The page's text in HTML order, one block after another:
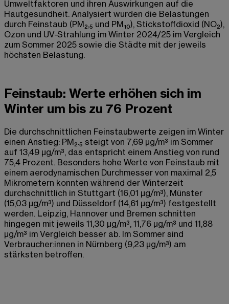
Umweltfaktoren und ihren Auswirkungen auf die
Hautgesundheit. Analysiert wurden die Belastungen
durch Feinstaub (PM₂,₅ und PM₁₀), Stickstoffdioxid (NO₂),
Ozon und UV-Strahlung im Winter 2024/25 im Vergleich
zum Sommer 2025 sowie die Städte mit der jeweils
höchsten Belastung.
Feinstaub: Werte erhöhen sich im
Winter um bis zu 76 Prozent
Die durchschnittlichen Feinstaubwerte zeigen im Winter
einen Anstieg: PM₂.₅ steigt von 7,69 µg/m³ im Sommer
auf 13,49 µg/m³, das entspricht einem Anstieg von rund
75,4 Prozent. Besonders hohe Werte von Feinstaub mit
einem aerodynamischen Durchmesser von maximal 2,5
Mikrometern konnten während der Winterzeit
durchschnittlich in Stuttgart (16,01 µg/m³), Münster
(15,03 µg/m³) und Düsseldorf (14,61 µg/m³) festgestellt
werden. Leipzig, Hannover und Bremen schnitten
hingegen mit jeweils 11,30 µg/m³, 11,76 µg/m³ und 11,88
µg/m³ im Vergleich besser ab. Im Sommer sind
Verbraucher:innen in Nürnberg (9,23 µg/m³) am
stärksten betroffen.